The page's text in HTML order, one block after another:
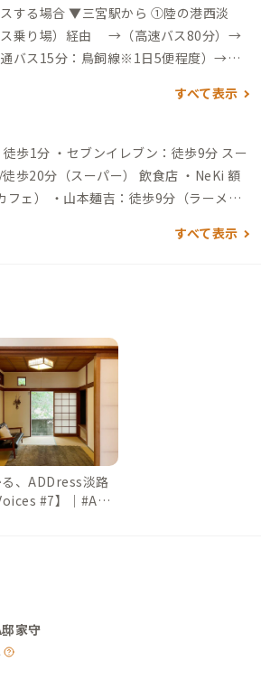
する場合 ▼三宮駅から ①陸の港西淡
ス乗り場）経由 →（高速バス80分）→
バス15分：鳥飼線※1日5便程度）→萬
本バスセンター→（淡路交通バス：鳥
分弱）→到着 タクシーでアク
クシー：0799-36-2880（要予約）
すべて表示
1分 ・セブンイレブン：徒歩9分 スー
スーパー） 飲食店 ・NeKi 額
フェ） ・山本麺吉：徒歩9分（ラーメン
ー） ・jamaican-soul：徒歩16分（カフ
すべて表示
、ADDress淡路
#7】｜#ADD
家守